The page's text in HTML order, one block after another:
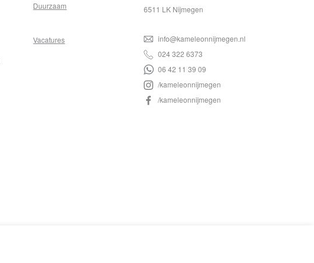
Duurzaam
Vacatures
6511 LK Nijmegen
info@kameleonnijmegen.nl
024 322 6373
06 42 11 39 09
/kameleonnijmegen
/kameleonnijmegen